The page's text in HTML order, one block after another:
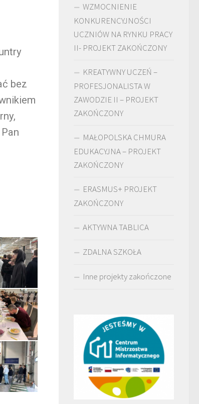
bez
WZMOCNIENIE
KONKURENCYJNOŚCI
UCZNIÓW NA RYNKU PRACY
II- PROJEKT ZAKOŃCZONY
KREATYWNY UCZEŃ –
PROFESJONALISTA W
ZAWODZIE II – PROJEKT
ZAKOŃCZONY
MAŁOPOLSKA CHMURA
EDUKACYJNA – PROJEKT
ZAKOŃCZONY
ERASMUS+ PROJEKT
ZAKOŃCZONY
AKTYWNA TABLICA
ZDALNA SZKOŁA
Inne projekty zakończone